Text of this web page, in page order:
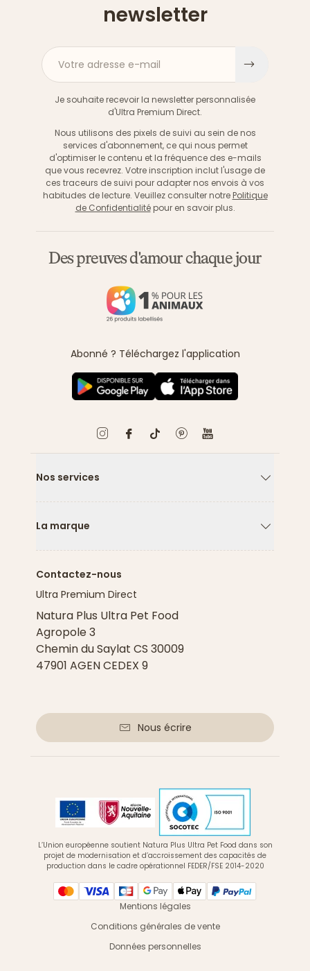
newsletter
Votre adresse e-mail
Je souhaite recevoir la newsletter personnalisée
d'Ultra Premium Direct.
Nous utilisons des pixels de suivi au sein de nos
services d'abonnement, ce qui nous permet
d'optimiser le contenu et la fréquence des e-mails
que vous recevrez. Votre inscription inclut l'usage de
ces traceurs de suivi pour adapter nos envois à vos
habitudes de lecture. Veuillez consulter notre Politique
de Confidentialitépour en savoir plus.
Des preuves d'amour chaque jour
Abonné ? Téléchargez l'application
Nos services
La marque
Contactez-nous
Ultra Premium Direct
Natura Plus Ultra Pet Food
Agropole 3
Chemin du Saylat CS 30009
47901 AGEN CEDEX 9
Nous écrire
L’Union européenne soutient Natura Plus Ultra Pet Food dans son
projet de modernisation et d’accroissement des capacités de
production dans le cadre opérationnel FEDER/FSE 2014-2020
Mentions légales
Conditions générales de vente
Données personnelles